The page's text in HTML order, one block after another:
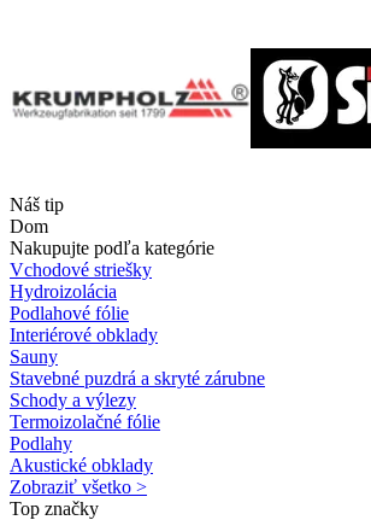
Náš tip
Dom
Nakupujte podľa kategórie
Vchodové striešky
Hydroizolácia
Podlahové fólie
Interiérové obklady
Sauny
Stavebné puzdrá a skryté zárubne
Schody a výlezy
Termoizolačné fólie
Podlahy
Akustické obklady
Zobraziť všetko >
Top značky